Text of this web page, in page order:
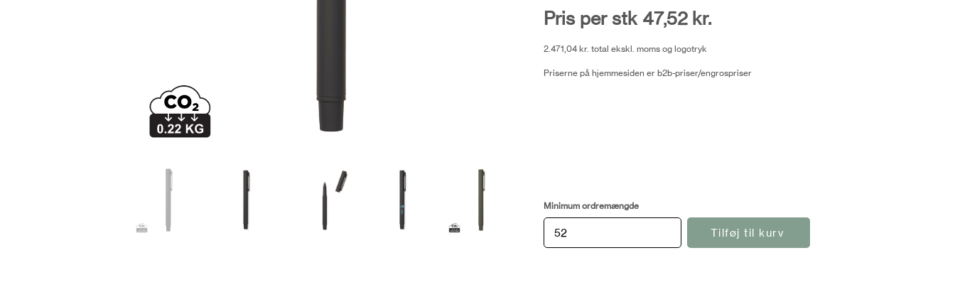
Pris per stk 47,52 kr.
2.471,04 kr. total ekskl. moms og logotryk
Priserne på hjemmesiden er b2b-priser/engrospriser
Minimum ordremængde
Tilføj til kurv